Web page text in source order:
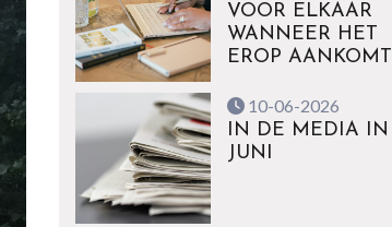
VOOR ELKAAR
WANNEER HET
EROP AANKOMT
10-06-2026
IN DE MEDIA IN
JUNI